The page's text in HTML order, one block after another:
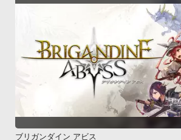
ブリガンダイン アビス